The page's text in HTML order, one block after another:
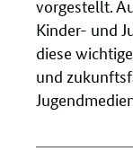
vorgestellt.
Kinder- und
diese
und